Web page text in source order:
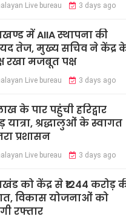
Live bureau 3 days ago
में AIIA स्थापना की
तेज, मुख्य सचिव ने केंद्र
रखा मजबूत पक्ष
Live bureau 3 days ago
के पार पहुंची हरिद्वार
यात्रा, श्रद्धालुओं के स्वागत
प्रशासन
Live bureau 3 days ago
को केंद्र से ₹1244 करोड़
विकास योजनाओं को
रफ्तार